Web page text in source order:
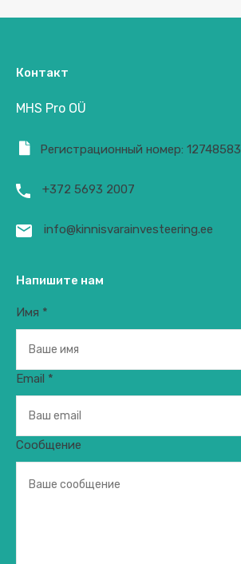
Контакт
MHS Pro OÜ
Регистрационный номер: 12748583
+372 5693 2007
info@kinnisvarainvesteering.ee
Напишите нам
Имя *
Email *
Сообщение